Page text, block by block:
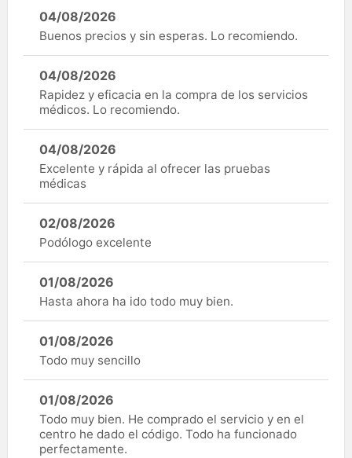
04/08/2026
Buenos precios y sin esperas. Lo recomiendo.
04/08/2026
Rapidez y eficacia en la compra de los servicios
médicos. Lo recomiendo.
04/08/2026
Excelente y rápida al ofrecer las pruebas
médicas
02/08/2026
Podólogo excelente
01/08/2026
Hasta ahora ha ido todo muy bien.
01/08/2026
Todo muy sencillo
01/08/2026
Todo muy bien. He comprado el servicio y en el
centro he dado el código. Todo ha funcionado
perfectamente.